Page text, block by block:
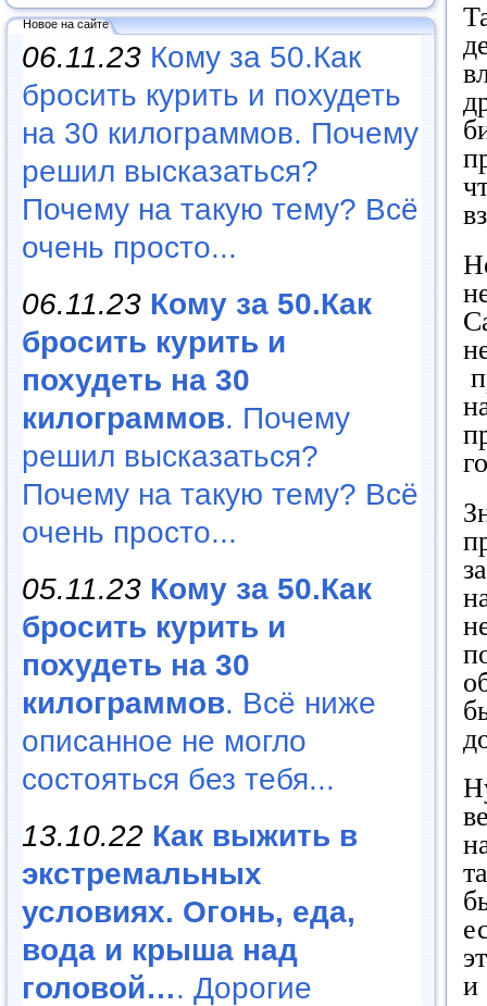
Новое на сайте
06.11.23 Кому за 50.Как
бросить курить и похудеть
на 30 килограммов. Почему
решил высказаться?
Почему на такую тему? Всё
очень просто...
06.11.23 Кому за 50.Как
бросить курить и
похудеть на 30
килограммов. Почему
решил высказаться?
Почему на такую тему? Всё
очень просто...
05.11.23 Кому за 50.Как
бросить курить и
похудеть на 30
килограммов. Всё ниже
описанное не могло
состояться без тебя...
13.10.22 Как выжить в
экстремальных
условиях. Огонь, еда,
вода и крыша над
головой…. Дорогие
и